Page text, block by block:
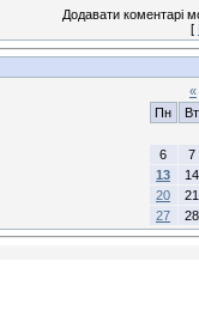
Додавати коментарі
[
«
Пн
Вт
6
7
13
14
20
21
27
28